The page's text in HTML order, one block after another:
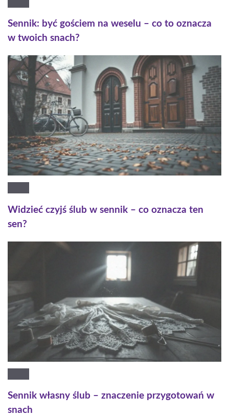
Sennik: być gościem na weselu – co to oznacza
w twoich snach?
Widzieć czyjś ślub w sennik – co oznacza ten
sen?
Sennik własny ślub – znaczenie przygotowań w
snach